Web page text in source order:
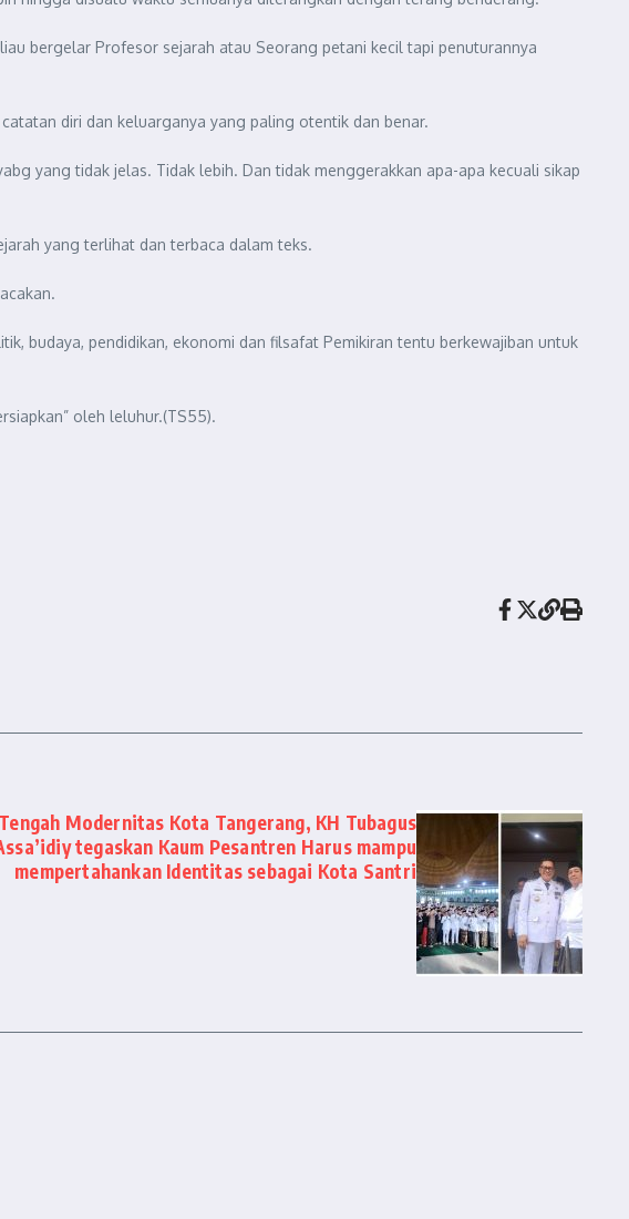
bergelar Profesor sejarah atau Seorang petani kecil tapi penuturannya
diri dan keluarganya yang paling otentik dan benar.
yang tidak jelas. Tidak lebih. Dan tidak menggerakkan apa-apa kecuali sikap
yang terlihat dan terbaca dalam teks.
budaya, pendidikan, ekonomi dan filsafat Pemikiran tentu berkewajiban untuk
oleh leluhur.(TS55).
Modernitas Kota Tangerang, KH Tubagus
tegaskan Kaum Pesantren Harus mampu
mempertahankan Identitas sebagai Kota Santri